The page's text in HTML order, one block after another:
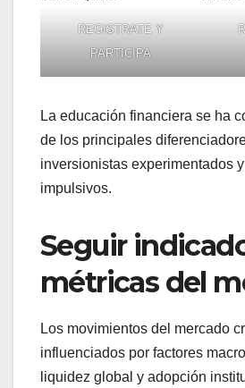
REGISTRATE Y
PARTICIPA
La educación financiera se ha
de los principales
inversionistas experimentados
impulsivos.
Seguir
métricas del
Los movimientos del mercado
influenciados por factores
liquidez global y adopción